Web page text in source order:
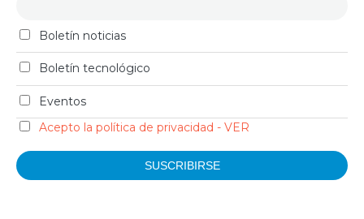
Boletín noticias
Boletín tecnológico
Eventos
Acepto la política de privacidad - VER